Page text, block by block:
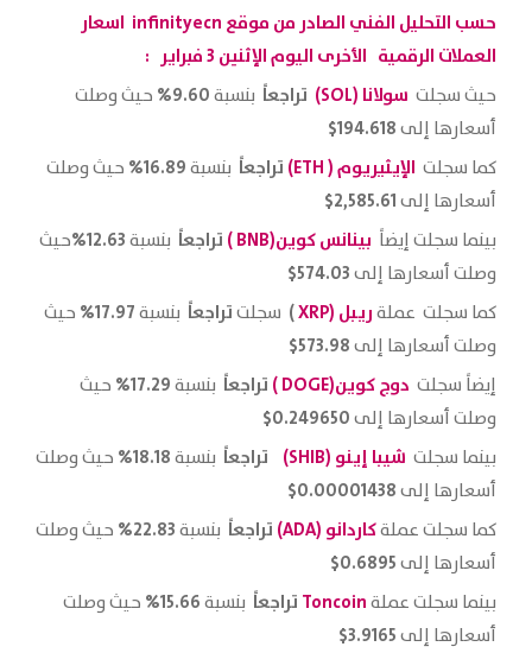
حسب التحليل الفني الصادر من موقع infinityecn اسعار
العملات الرقمية الأخرى اليوم الإثنين 3 فبراير :
حيث سجلت سولانا (SOL) تراجعاً بنسبة9.60%
حيث وصلت
أسعارها إلى194.618$
كما سجلت الإيثيريوم( ETH) تراجعاً بنسبة16.89%
حيث وصلت
أسعارها إلى2,585.61$
بينما سجلت إيضاً بينانس كوين(BNB ) تراجعاً بنسبة12.63% حيث
وصلت أسعارها إلى574.03$
كما سجلت عملةريبل (XRP
) سجلتتراجعاً بنسبة17.97%
حيث
وصلت أسعارها إلى573.98$
إيضاً سجلت دوج كوين(DOGE ) تراجعاً بنسبة17.29%
حيث
وصلت أسعارها إلى0.249650$
بينما سجلت شيبا إينو (SHIB) تراجعاً بنسبة
حيث وصلت
أسعارها إلى0.00001438$
كما سجلت عملةكاردانو (ADA) تراجعاً بنسبة22.83%
حيث وصلت
أسعارها إلى0.6895$
بينما سجلت عملةToncoin تراجعاً بنسبة
حيث وصلت
أسعارها إلى3.9165$